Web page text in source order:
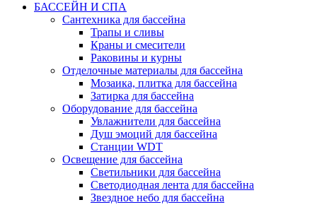
БАССЕЙН И СПА
Сантехника для бассейна
Трапы и сливы
Краны и смесители
Раковины и курны
Отделочные материалы для бассейна
Мозаика, плитка для бассейна
Затирка для бассейна
Оборудование для бассейна
Увлажнители для бассейна
Душ эмоций для бассейна
Станции WDT
Освещение для бассейна
Светильники для бассейна
Светодиодная лента для бассейна
Звездное небо для бассейна